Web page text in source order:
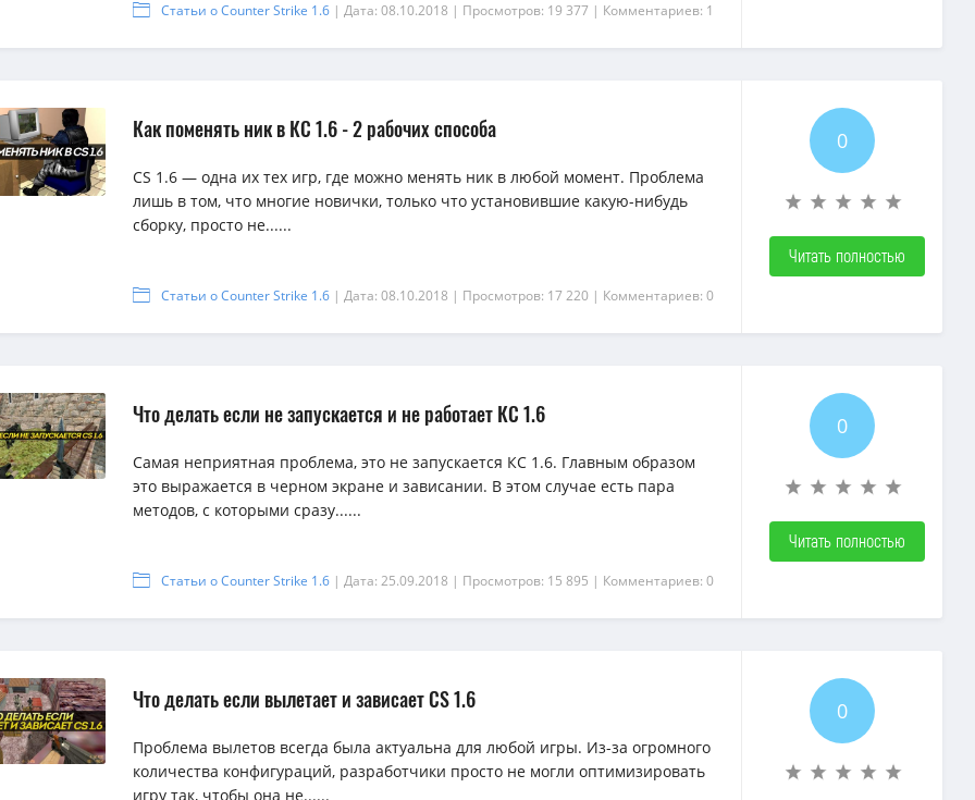
Статьи о Counter Strike 1.6 | Дата: 08.10.2018 | Просмотров: 19 377 | Комментариев: 1
Как поменять ник в КС 1.6 - 2 рабочих способа
CS 1.6 — одна их тех игр, где можно менять ник в любой момент. Проблема
лишь в том, что многие новички, только что установившие какую-нибудь
сборку, просто не......
Статьи о Counter Strike 1.6 | Дата: 08.10.2018 | Просмотров: 17 220 | Комментариев: 0
0
Читать полностью
Что делать если не запускается и не работает КС 1.6
Самая неприятная проблема, это не запускается КС 1.6. Главным образом
это выражается в черном экране и зависании. В этом случае есть пара
методов, с которыми сразу......
Статьи о Counter Strike 1.6 | Дата: 25.09.2018 | Просмотров: 15 895 | Комментариев: 0
0
Читать полностью
Что делать если вылетает и зависает CS 1.6
Проблема вылетов всегда была актуальна для любой игры. Из-за огромного
количества конфигураций, разработчики просто не могли оптимизировать
игру так, чтобы она не......
0